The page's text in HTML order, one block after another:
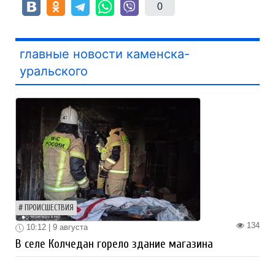
0
главные новости каменска-
уральского
ПРОИСШЕСТВИЯ
134
10:12 | 9 августа
В селе Колчедан горело здание магазина